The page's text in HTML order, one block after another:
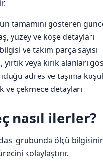
tamamını gösteren
yüzey ve köşe detayları
ve takım parça sayısı
yırtık veya kırık alanları
adres ve taşıma
ve çekmece detayları
nasıl ilerler?
grubunda ölçü
kolaylaştırır.